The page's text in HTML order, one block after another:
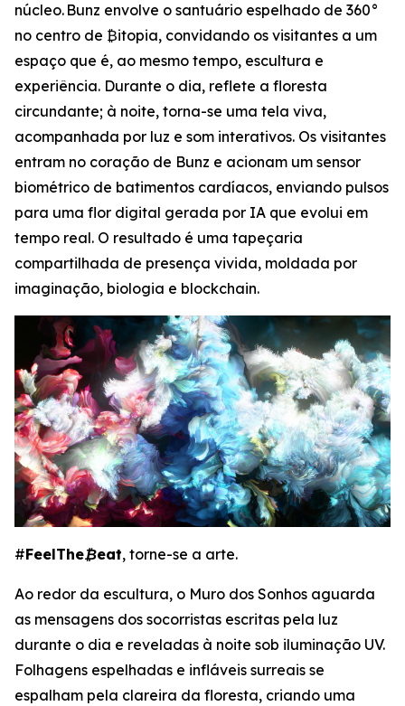
núcleo. Bunz envolve o santuário espelhado de 360°
no centro de ₿itopia, convidando os visitantes a um
espaço que é, ao mesmo tempo, escultura e
experiência. Durante o dia, reflete a floresta
circundante; à noite, torna-se uma tela viva,
acompanhada por luz e som interativos. Os visitantes
entram no coração de Bunz e acionam um sensor
biométrico de batimentos cardíacos, enviando pulsos
para uma flor digital gerada por IA que evolui em
tempo real. O resultado é uma tapeçaria
compartilhada de presença vivida, moldada por
imaginação, biologia e blockchain.
#FeelThe₿eat, torne-se a arte.
Ao redor da escultura, o Muro dos Sonhos aguarda
as mensagens dos socorristas escritas pela luz
durante o dia e reveladas à noite sob iluminação UV.
Folhagens espelhadas e infláveis surreais se
espalham pela clareira da floresta, criando uma